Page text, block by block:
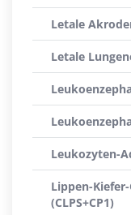
Letale
Letale
Leukozyten-
Lippen-
(CLPS+CP1)